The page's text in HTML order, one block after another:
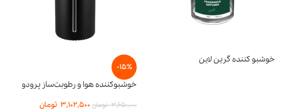
تصفیه هوا خوشبو کننده هوا
خوشبو کننده گرین لاین
-15%
خوشبوکننده هوا و رطوبت‌ساز پرودو
3,650,000 تومان 3,102,500 تومان